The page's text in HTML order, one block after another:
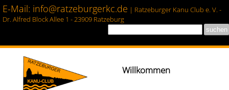
E-Mail: info@ratzeburgerkc.de | Ratzeburger Kanu Club e. V. -
Dr. Alfred Block Allee 1 - 23909 Ratzeburg
Willkommen